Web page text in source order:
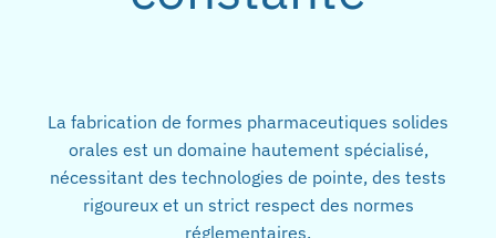
La fabrication de formes pharmaceutiques solides
orales est un domaine hautement spécialisé,
nécessitant des technologies de pointe, des tests
rigoureux et un strict respect des normes
réglementaires.